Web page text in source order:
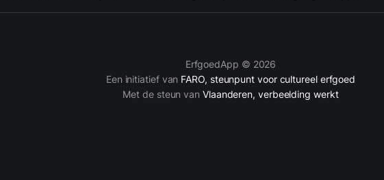
ErfgoedApp © 2026
Een initiatief van FARO, steunpunt voor cultureel erfgoed
Met de steun van Vlaanderen, verbeelding werkt